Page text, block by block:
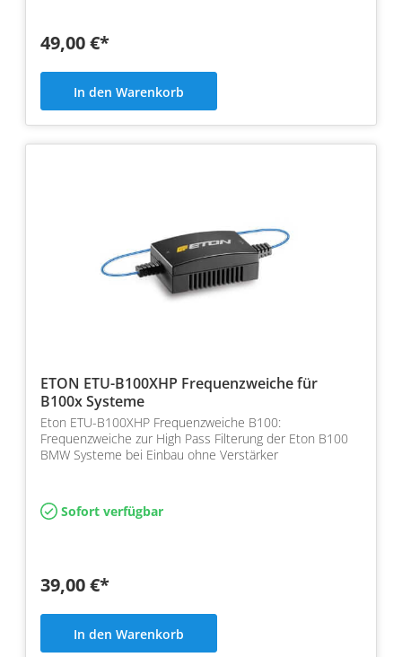
49,00 €*
In den Warenkorb
ETON ETU-B100XHP Frequenzweiche für
B100x Systeme
Eton ETU-B100XHP Frequenzweiche B100:
Frequenzweiche zur High Pass Filterung der Eton B100
BMW Systeme bei Einbau ohne Verstärker
Sofort verfügbar
39,00 €*
In den Warenkorb